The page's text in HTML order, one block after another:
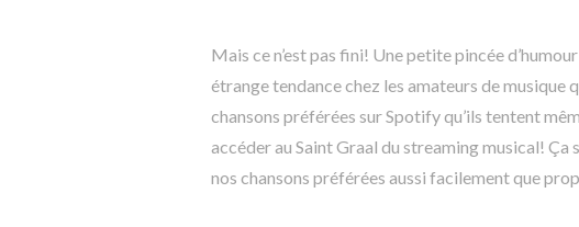
Mais ce n’est pas fini! Une petite pincée
étrange tendance chez les amateurs de
chansons préférées sur Spotify qu’ils tentent
accéder au Saint Graal du streaming musical!
nos chansons préférées aussi facilement que